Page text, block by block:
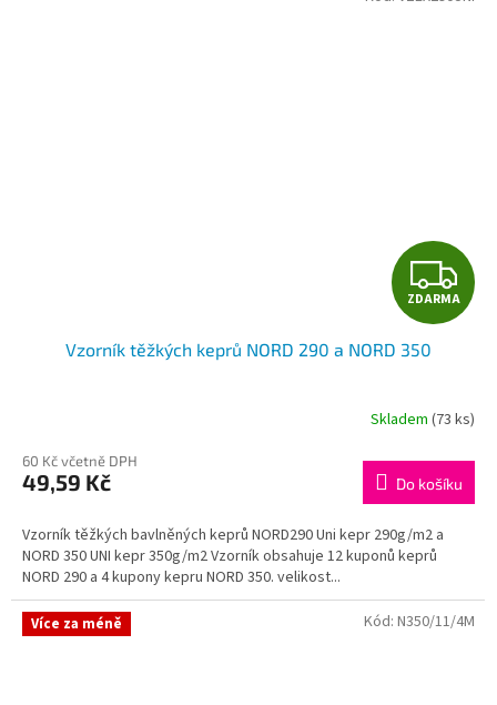
Z
D
R
M
A
ZDARMA
Vzorník těžkých keprů NORD 290 a NORD 350
Skladem (73 ks)
60 Kč včetně DPH
49,59 Kč Do košíku
Vzorník těžkých bavlněných keprů NORD290 Uni kepr 290g/m2 a
NORD 350 UNI kepr 350g/m2 Vzorník obsahuje 12 kuponů keprů
NORD 290 a 4 kupony kepru NORD 350. velikost...
Více za méně Kód: N350/11/4M